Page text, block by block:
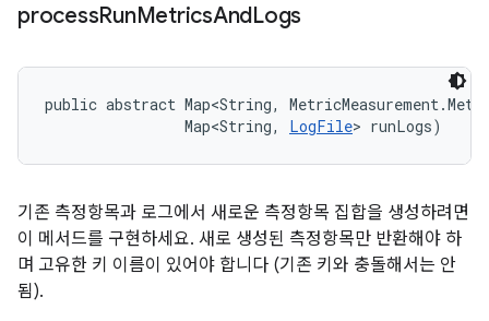
processRunMetricsAndLogs
public abstract Map<String,
                Map<String,
LogFile> runLogs)
기존 측정항목과 로그에서 새로운 측정항목 집합을 생성하려면
이 메서드를 구현하세요. 새로 생성된 측정항목만 반환해야 하
며 고유한 키 이름이 있어야 합니다 (기존 키와 충돌해서는 안
됨).